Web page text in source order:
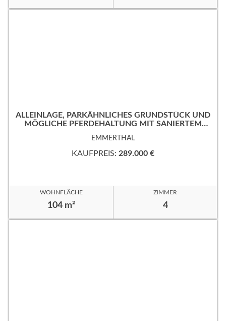
ALLEINLAGE, PARKÄHNLICHES GRUNDSTÜCK UND
MÖGLICHE PFERDEHALTUNG MIT SANIERTEM
EMMERTHAL
KAUFPREIS: 289.000 €
WOHNFLÄCHE
104 m²
ZIMMER
4